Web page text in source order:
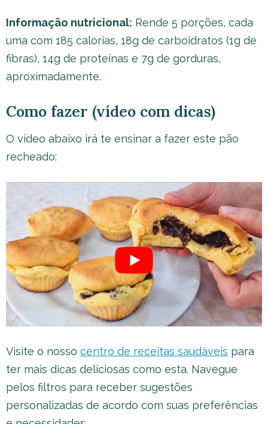
Informação nutricional: Rende 5 porções, cada
uma com 185 calorias, 18g de carboidratos (1g de
fibras), 14g de proteínas e 7g de gorduras,
aproximadamente.
Como fazer (vídeo com dicas)
O vídeo abaixo irá te ensinar a fazer este pão
recheado:
Visite o nosso centro de receitas saudáveis para
ter mais dicas deliciosas como esta. Navegue
pelos filtros para receber sugestões
personalizadas de acordo com suas preferências